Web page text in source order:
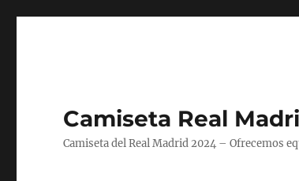
Camiseta Real
Camiseta del Real Madrid 2024 – Ofrecemos